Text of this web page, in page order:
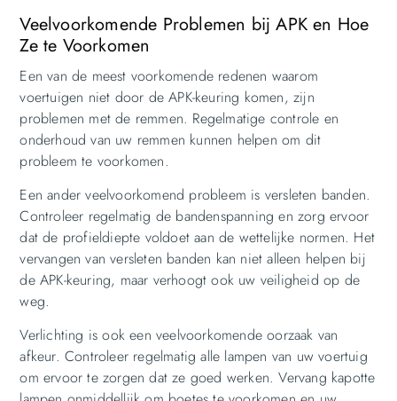
Veelvoorkomende Problemen bij APK en Hoe
Ze te Voorkomen
Een van de meest voorkomende redenen waarom
voertuigen niet door de APK-keuring komen, zijn
problemen met de remmen. Regelmatige controle en
onderhoud van uw remmen kunnen helpen om dit
probleem te voorkomen.
Een ander veelvoorkomend probleem is versleten banden.
Controleer regelmatig de bandenspanning en zorg ervoor
dat de profieldiepte voldoet aan de wettelijke normen. Het
vervangen van versleten banden kan niet alleen helpen bij
de APK-keuring, maar verhoogt ook uw veiligheid op de
weg.
Verlichting is ook een veelvoorkomende oorzaak van
afkeur. Controleer regelmatig alle lampen van uw voertuig
om ervoor te zorgen dat ze goed werken. Vervang kapotte